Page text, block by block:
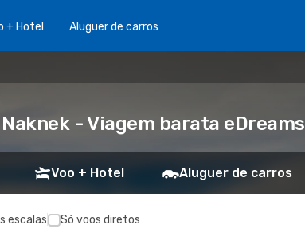
+ Hotel Aluguer de carros
- Viagem barata eDreams
Voo + Hotel Aluguer de carros
escalas Só voos diretos